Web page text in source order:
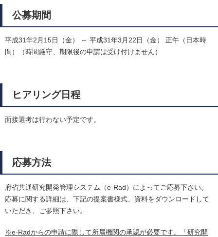
公募期間
平成31年2月15日（金） ～ 平成31年3月22日（金） 正午（日本時
間）（時間厳守、期限後の申請は受け付けません）
ヒアリング日程
面接選考は行わない予定です。
応募方法
府省共通研究開発管理システム（e-Rad）によってご応募下さい。
応募に関する詳細は、下記の提案書様式、資料をダウンロードして
いただき、ご参照下さい。
※e-Radからの申請に際して所属機関の承認が必要です。「研究開